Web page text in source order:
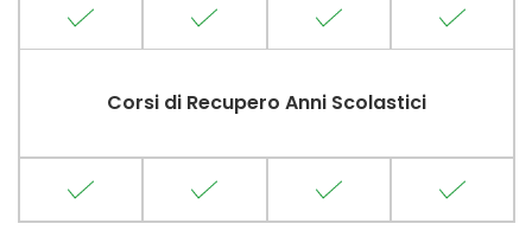
Corsi di Recupero Anni Scolastici